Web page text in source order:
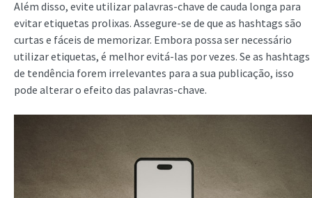
Além disso, evite utilizar palavras-chave de cauda longa para
evitar etiquetas prolixas. Assegure-se de que as hashtags são
curtas e fáceis de memorizar. Embora possa ser necessário
utilizar etiquetas, é melhor evitá-las por vezes. Se as hashtags
de tendência forem irrelevantes para a sua publicação, isso
pode alterar o efeito das palavras-chave.